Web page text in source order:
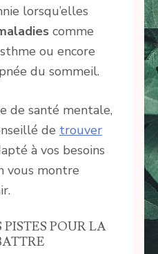
lorsqu’elles
comme
ou encore
du sommeil.
de santé mentale,
de trouver
à vos besoins
vous montre
POUR LA